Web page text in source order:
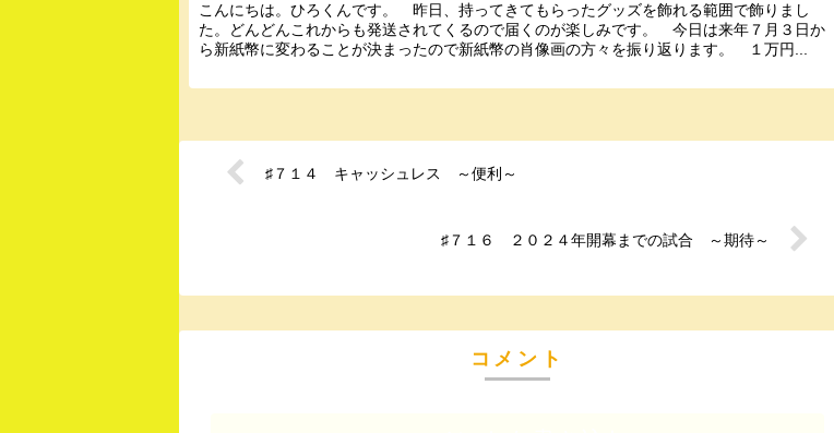
こんにちは。ひろくんです。 昨日、持ってきてもらったグッズを飾れる範囲で飾りまし
た。どんどんこれからも発送されてくるので届くのが楽しみです。 今日は来年７月３日か
ら新紙幣に変わることが決まったので新紙幣の肖像画の方々を振り返ります。 １万円...
♯７１４ キャッシュレス ～便利～
♯７１６ ２０２４年開幕までの試合 ～期待～
コメント